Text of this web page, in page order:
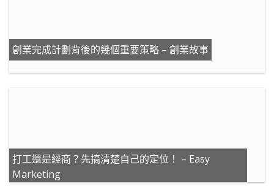
創業完成計劃背後的幾個重要策略 – 創業故事
打工還是經商？先搞清楚自己的定位！ – Easy
Marketing